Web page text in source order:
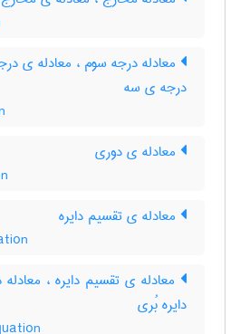
معادله درجه سوم ، معادله ی
درجه ی سه
معادله ی دوری
معادله ی تقسیم دایره
معادله ی تقسیم دایره ،
دایره بُری